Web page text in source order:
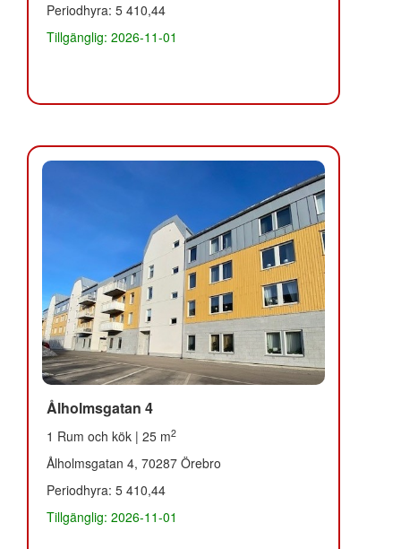
Periodhyra: 5 410,44
Tillgänglig: 2026-11-01
Ålholmsgatan 4
1 Rum och kök | 25 m2
Ålholmsgatan 4, 70287 Örebro
Periodhyra: 5 410,44
Tillgänglig: 2026-11-01